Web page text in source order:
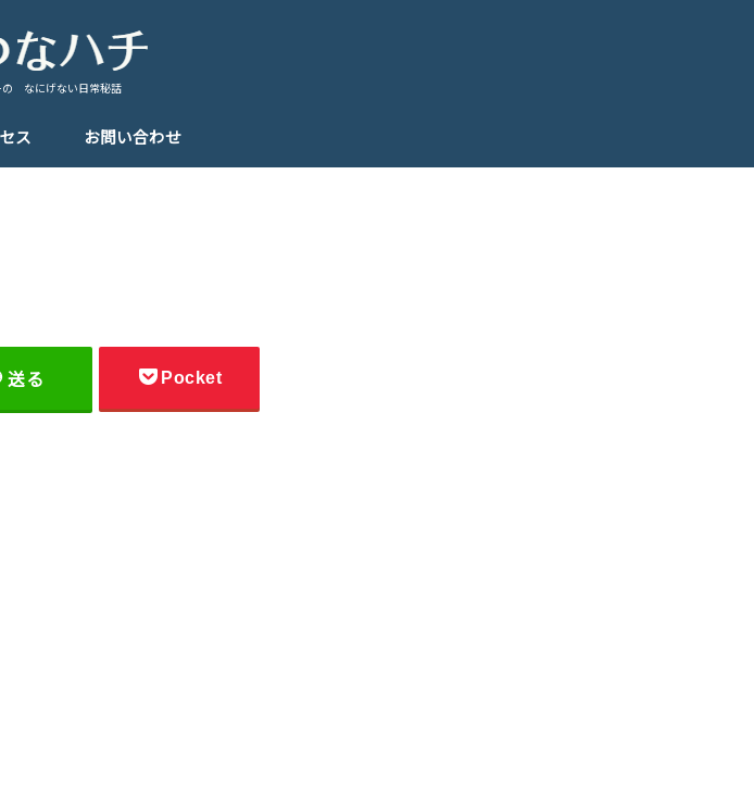
の なにげない日常秘話
ス お問い合わせ
送る Pocket